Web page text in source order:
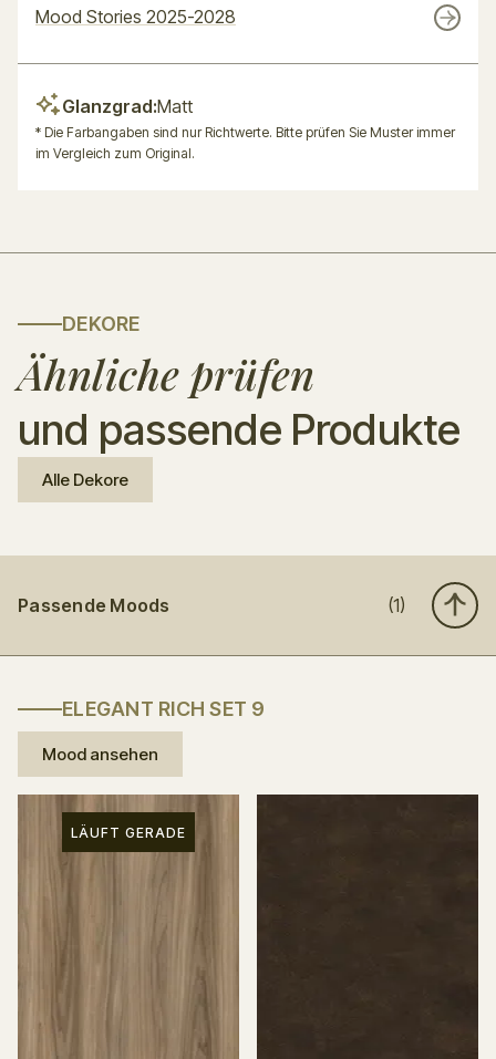
Mood Stories 2025-2028
Glanzgrad:Matt
* Die Farbangaben sind nur Richtwerte. Bitte prüfen Sie Muster immer
im Vergleich zum Original.
DEKORE
Ähnliche prüfen
und passende Produkte
Alle Dekore
Passende Moods (1)
ELEGANT RICH SET 9
Mood ansehen
LÄUFT GERADE